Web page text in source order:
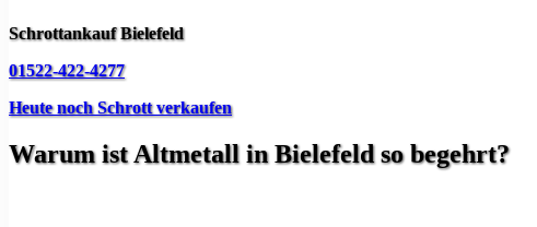
Schrottankauf Bielefeld
01522-422-4277
Heute noch Schrott verkaufen
Warum ist Altmetall in Bielefeld so begehrt?